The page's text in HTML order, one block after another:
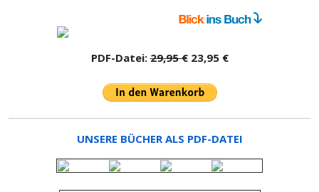
PDF-Datei:29,95 €23,95 €
UNSERE BÜCHER ALS PDF-DATEI